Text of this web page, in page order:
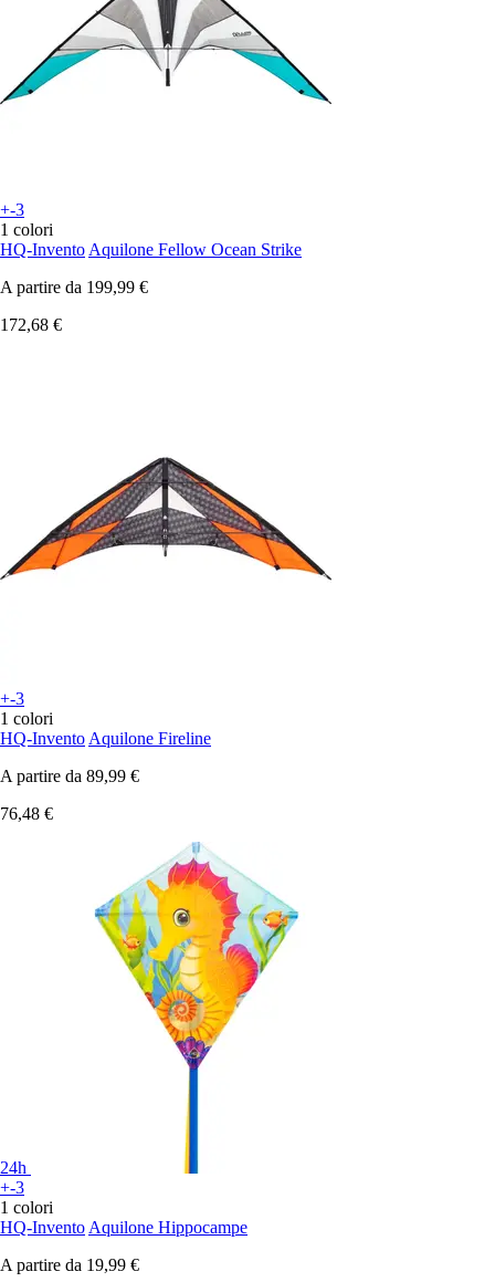
+-3
1 colori
HQ-Invento Aquilone Fellow Ocean Strike
A partire da 199,99 €
172,68 €
+-3
1 colori
HQ-Invento Aquilone Fireline
A partire da 89,99 €
76,48 €
24h
+-3
1 colori
HQ-Invento Aquilone Hippocampe
A partire da 19,99 €